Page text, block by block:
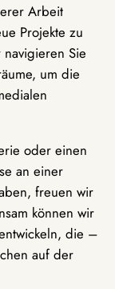
Arbeit
Projekte zu
Sie
um die
oder einen
an einer
freuen wir
können wir
die –
auf der